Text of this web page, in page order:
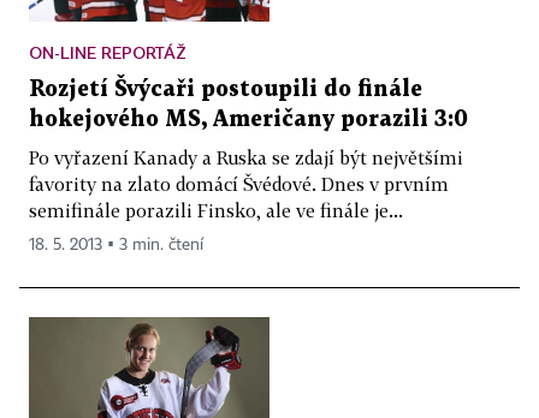
ON-LINE REPORTÁŽ
Rozjetí Švýcaři postoupili do finále
hokejového MS, Američany porazili 3:0
Po vyřazení Kanady a Ruska se zdají být největšími
favority na zlato domácí Švédové. Dnes v prvním
semifinále porazili Finsko, ale ve finále je...
18. 5. 2013 ▪ 3 min. čtení